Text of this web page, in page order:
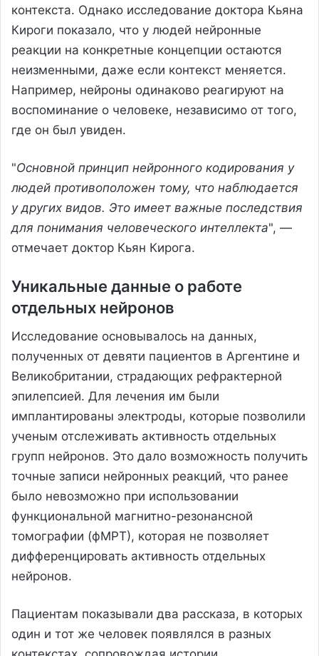
контекста. Однако исследование доктора Кьяна
Кироги показало, что у людей нейронные
реакции на конкретные концепции остаются
неизменными, даже если контекст меняется.
Например, нейроны одинаково реагируют на
воспоминание о человеке, независимо от того,
где он был увиден.
"Основной принцип нейронного кодирования у
людей противоположен тому, что наблюдается
у других видов. Это имеет важные последствия
для понимания человеческого интеллекта", —
отмечает доктор Кьян Кирога.
Уникальные данные о работе
отдельных нейронов
Исследование основывалось на данных,
полученных от девяти пациентов в Аргентине и
Великобритании, страдающих рефрактерной
эпилепсией. Для лечения им были
имплантированы электроды, которые позволили
ученым отслеживать активность отдельных
групп нейронов. Это дало возможность получить
точные записи нейронных реакций, что ранее
было невозможно при использовании
функциональной магнитно-резонансной
томографии (фМРТ), которая не позволяет
дифференцировать активность отдельных
нейронов.
Пациентам показывали два рассказа, в которых
один и тот же человек появлялся в разных